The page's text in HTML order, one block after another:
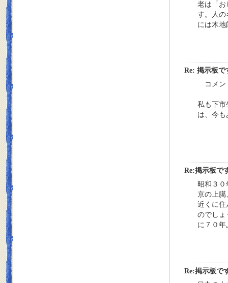
老は「お
す。人の
には木
Re: 掲示板で
コメン
私も下市
は、今
Re:掲示板で
昭和３
京の上臈
近くに住
のでしょ
に７０年
Re:掲示板で